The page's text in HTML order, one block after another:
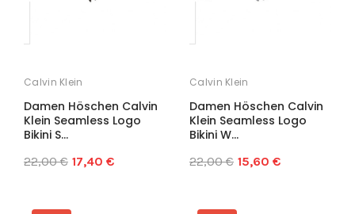
Calvin Klein
Damen Höschen Calvin
Klein Seamless Logo
Bikini S...
22,00 € 17,40 €
Calvin Klein
Damen Höschen Calvin
Klein Seamless Logo
Bikini W...
22,00 € 15,60 €